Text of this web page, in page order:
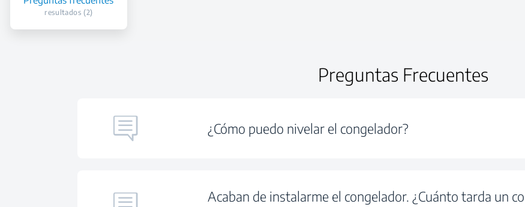
resultados (2)
Preguntas Frecuentes
¿Cómo puedo nivelar el congelador?
Acaban de instalarme el congelador. ¿Cuánto tarda un